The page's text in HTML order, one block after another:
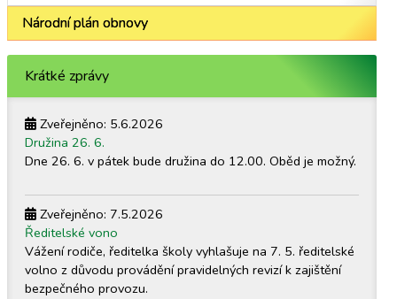
Národní plán obnovy
Krátké zprávy
Zveřejněno: 5.6.2026
Družina 26. 6.
Dne 26. 6. v pátek bude družina do 12.00. Oběd je možný.
Zveřejněno: 7.5.2026
Ředitelské vono
Vážení rodiče, ředitelka školy vyhlašuje na 7. 5. ředitelské
volno z důvodu provádění pravidelných revizí k zajištění
bezpečného provozu.